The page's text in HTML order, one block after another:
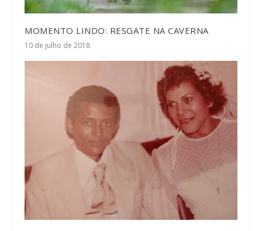
MOMENTO LINDO: RESGATE NA CAVERNA
10 de julho de 2018